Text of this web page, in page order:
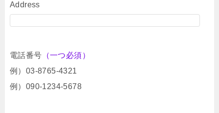
Address
電話番号 （一つ必須）
例）03-8765-4321
例）090-1234-5678